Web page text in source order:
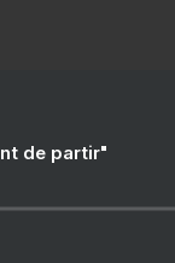
de partir"